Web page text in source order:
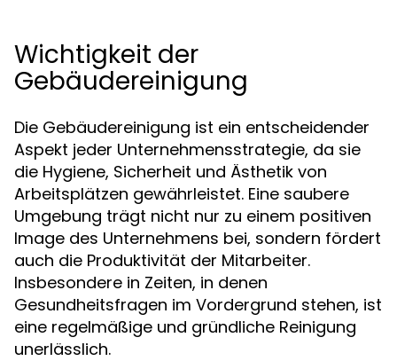
Wichtigkeit der
Gebäudereinigung
Die Gebäudereinigung ist ein entscheidender
Aspekt jeder Unternehmensstrategie, da sie
die Hygiene, Sicherheit und Ästhetik von
Arbeitsplätzen gewährleistet. Eine saubere
Umgebung trägt nicht nur zu einem positiven
Image des Unternehmens bei, sondern fördert
auch die Produktivität der Mitarbeiter.
Insbesondere in Zeiten, in denen
Gesundheitsfragen im Vordergrund stehen, ist
eine regelmäßige und gründliche Reinigung
unerlässlich.